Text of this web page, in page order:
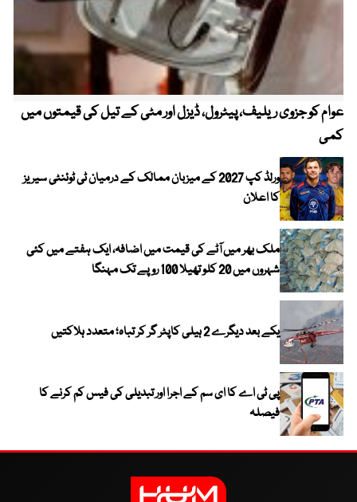
عوام کو جزوی ریلیف، پیٹرول، ڈیزل اور مٹی کے تیل کی قیمتوں میں
کمی
ورلڈ کپ 2027 کے میزبان ممالک کے درمیان ٹی ٹوئنٹی سیریز
کا اعلان
ملک بھر میں آٹے کی قیمت میں اضافہ، ایک ہفتے میں کئی
شہروں میں 20 کلو تھیلا 100 روپے تک مہنگا
یکے بعد دیگرے 2 ہیلی کاپٹر گر کر تباہ؛ متعدد ہلاکتیں
پی ٹی اے کا ای سم کے اجرا اور تبدیلی کی فیس کم کرنے کا
فیصلہ